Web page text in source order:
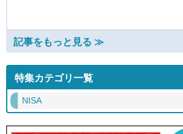
記事をもっと見る ≫
特集カテゴリ一覧
NISA